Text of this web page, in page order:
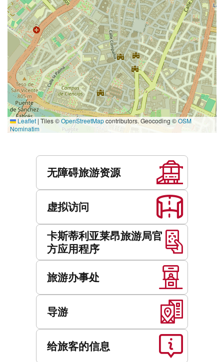
Leaflet | Tiles ©OpenStreetMapcontributors. Geocoding ©OSM
Nominatim
无障碍旅游资源
虚拟访问
卡斯蒂利亚莱昂旅游局官
方应用程序
旅游办事处
导游
给旅客的信息